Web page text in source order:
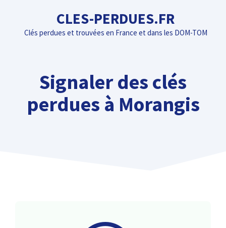
contenu
CLES-PERDUES.FR
Clés perdues et trouvées en France et dans les DOM-TOM
Signaler des clés
perdues à Morangis